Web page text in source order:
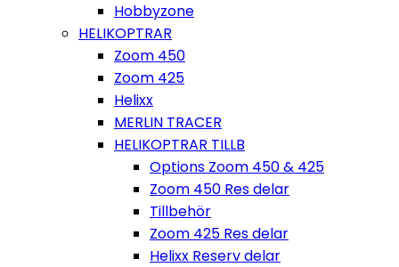
Hobbyzone
HELIKOPTRAR
Zoom 450
Zoom 425
Helixx
MERLIN TRACER
HELIKOPTRAR TILLB
Options Zoom 450 & 425
Zoom 450 Res delar
Tillbehör
Zoom 425 Res delar
Helixx Reserv delar